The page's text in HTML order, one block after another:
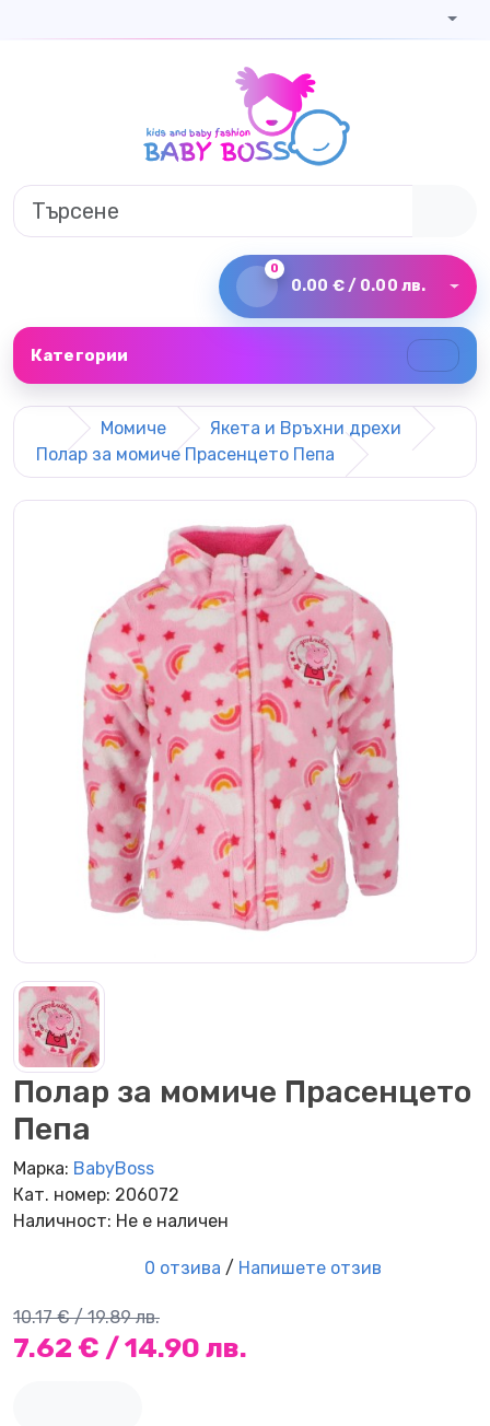
0
0.00 € / 0.00 лв.
Категории
Момиче
Якета и Връхни дрехи
Полар за момиче Прасенцето Пепа
Полар за момиче Прасенцето
Пепа
Марка: BabyBoss
Кат. номер: 206072
Наличност: Не е наличен
0 отзива / Напишете отзив
10.17 € / 19.89 лв.
7.62 € / 14.90 лв.